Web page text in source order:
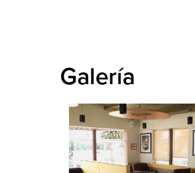
Galería